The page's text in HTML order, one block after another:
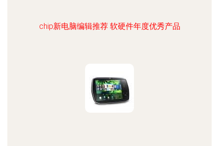
chip新电脑编辑推荐 软硬件年度优秀产品